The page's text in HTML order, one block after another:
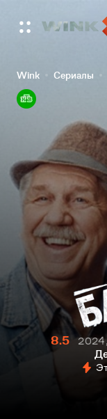
Wink Сериалы
8.5